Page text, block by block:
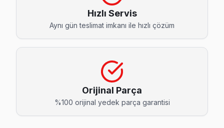
Esatpaşa Sanyo Servis
Sanyo TV'nizin Esatpaşa adresine gelen ekibimiz
Ferhatpaşa Sanyo Servis
Ferhatpaşa bölgesindeki Sanyo kullanıcıları için
Ferhatpaşa Sanyo Açılmıyor Arıza →
Fetih Sanyo Servis
Hızlı Servis
Aynı gün teslimat imkanı ile hızlı çözüm
Orijinal Parça
%100 orijinal yedek parça garantisi